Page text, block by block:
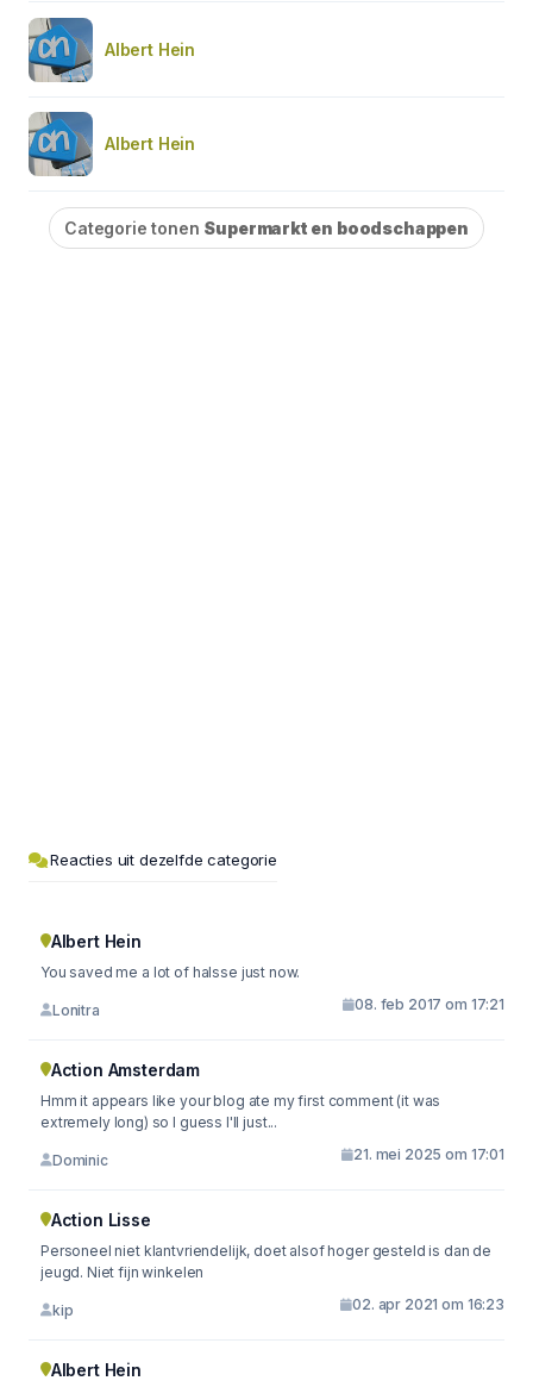
Albert Hein
Albert Hein
Categorie tonen Supermarkt en boodschappen
Reacties uit dezelfde categorie
Albert Hein
You saved me a lot of halsse just now.
Lonitra 08. feb 2017 om 17:21
Action Amsterdam
Hmm it appears like your blog ate my first comment (it was
extremely long) so I guess I'll just...
Dominic 21. mei 2025 om 17:01
Action Lisse
Personeel niet klantvriendelijk, doet alsof hoger gesteld is dan de
jeugd. Niet fijn winkelen
kip 02. apr 2021 om 16:23
Albert Hein